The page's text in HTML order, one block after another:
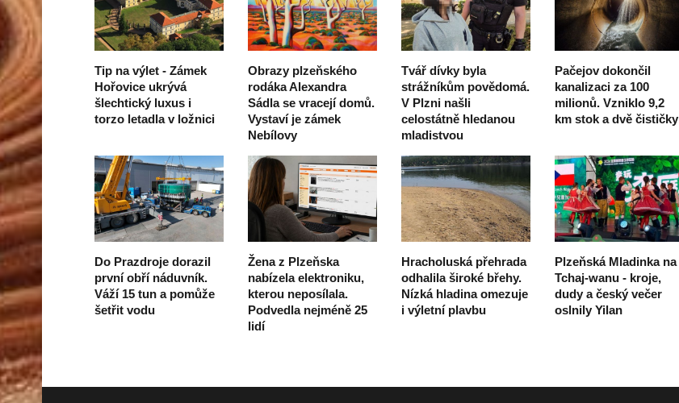
Tip na výlet - Zámek
Hořovice ukrývá
šlechtický luxus i
torzo letadla v ložnici
Obrazy plzeňského
rodáka Alexandra
Sádla se vracejí domů.
Vystaví je zámek
Nebílovy
Tvář dívky byla
strážníkům povědomá.
V Plzni našli
celostátně hledanou
mladistvou
Pačejov dokončil
kanalizaci za 100
milionů. Vzniklo 9,2
km stok a dvě čističky
Do Prazdroje dorazil
první obří náduvník.
Váží 15 tun a pomůže
šetřit vodu
Žena z Plzeňska
nabízela elektroniku,
kterou neposílala.
Podvedla nejméně 25
lidí
Hracholuská přehrada
odhalila široké břehy.
Nízká hladina omezuje
i výletní plavbu
Plzeňská Mladinka na
Tchaj-wanu - kroje,
dudy a český večer
oslnily Yilan